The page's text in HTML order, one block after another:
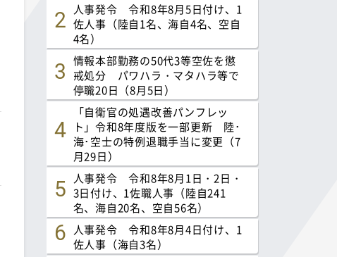
人事発令 令和8年8月5日付け、1
佐人事（陸自1名、海自4名、空自
4名）
情報本部勤務の50代3等空佐を懲
戒処分 パワハラ・マタハラ等で
停職20日（8月5日）
「自衛官の処遇改善パンフレッ
ト」令和8年度版を一部更新 陸･
海･空士の特例退職手当に変更（7
月29日）
人事発令 令和8年8月1日・2日・
3日付け、1佐職人事（陸自241
名、海自20名、空自56名）
人事発令 令和8年8月4日付け、1
佐人事（海自3名）